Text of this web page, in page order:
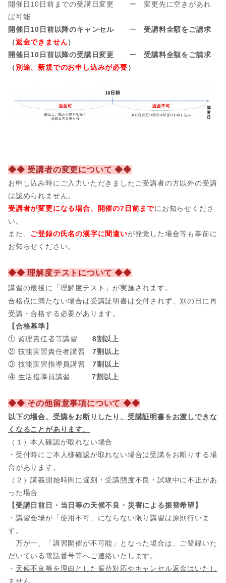
開催日10日前までの受講日変更 ー 変更先に空きがあれ
ば可能
開催日10日前以降のキャンセル ー受講料全額をご請求
（返金できません）
開催日10日前以降の受講日変更 ー受講料全額をご請求
（別途、新規でのお申し込みが必要）
◆◆ 受講者の変更について ◆◆
お申し込み時にご入力いただきましたご受講者の方以外の受講
は認められません。
受講者が変更になる場合、開催の7日前までにお知らせくださ
い。
また、 ご登録の氏名の漢字に間違いが発覚した場合等も事前に
お知らせください。
◆◆ 理解度テストについて ◆◆
講習の最後に「理解度テスト」が実施されます。
合格点に満たない場合は受講証明書は交付されず、別の日に再
受講・合格する必要があります。
【合格基準】
① 監理責任者等講習 8割以上
② 技能実習責任者講習7割以上
③ 技能実習指導員講習7割以上
④ 生活指導員講習
7割以上
◆◆ その他留意事項について ◆◆
以下の場合、 受講をお断りしたり、受講証明書をお渡しできな
くなることがあります。
（１）本人確認が取れない場合
・受付時にご本人様確認が取れない場合は受講をお断りする場
合があります。
（２）講義開始時間に遅刻・受講態度不良・試験中に不正があ
った場合
【受講日前日・当日等の天候不良・災害による振替希望】
・講習会場が「使用不可」にならない限り講習は原則行いま
す。
万が一、「講習開催が不可能」となった場合は、ご登録いた
だいている電話番号等へご連絡いたします。
・ 天候不良等を理由とした振替対応やキャンセル返金はいたし
ません。